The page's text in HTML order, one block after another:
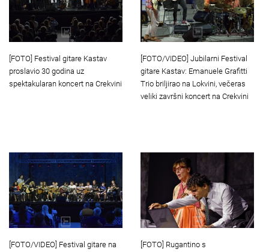
[FOTO] Festival gitare Kastav
proslavio 30 godina uz
spektakularan koncert na Crekvini
[FOTO/VIDEO] Jubilarni Festival
gitare Kastav: Emanuele Grafitti
Trio briljirao na Lokvini, večeras
veliki završni koncert na Crekvini
[FOTO/VIDEO] Festival gitare na
[FOTO] Rugantino s